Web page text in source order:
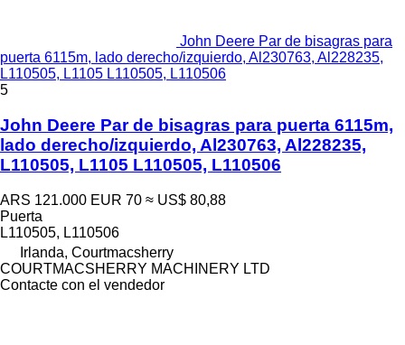
John Deere Par de bisagras para
puerta 6115m, lado derecho/izquierdo, Al230763, Al228235,
L110505, L1105 L110505, L110506
5
John Deere Par de bisagras para puerta 6115m,
lado derecho/izquierdo, Al230763, Al228235,
L110505, L1105 L110505, L110506
ARS 121.000 EUR 70 ≈ US$ 80,88
Puerta
L110505, L110506
Irlanda, Courtmacsherry
COURTMACSHERRY MACHINERY LTD
Contacte con el vendedor